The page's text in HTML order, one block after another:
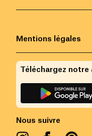
Mentions légales
Nous suivre
Téléchargez notre